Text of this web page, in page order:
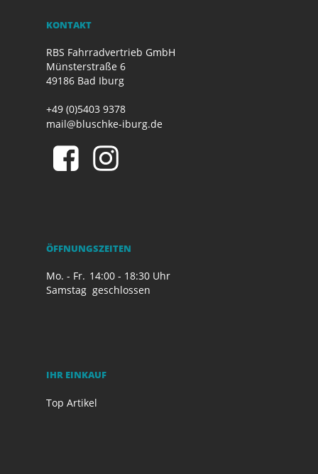
KONTAKT
RBS Fahrradvertrieb GmbH
Münsterstraße 6
49186 Bad Iburg
+49 (0)5403 9378
mail@bluschke-iburg.de
ÖFFNUNGSZEITEN
Mo. - Fr. 14:00 - 18:30 Uhr
Samstag geschlossen
IHR EINKAUF
Top Artikel